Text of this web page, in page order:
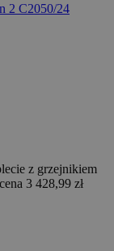
2 C2050/24
z grzejnikiem
3 428,99 zł